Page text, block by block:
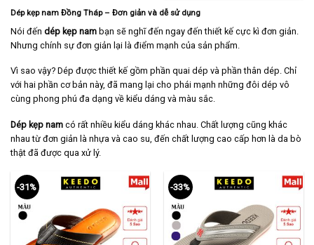
Dép kẹp nam Đồng Tháp – Đơn giản và dễ sử dụng
Nói đến dép kẹp nam bạn sẽ nghĩ đến ngay đến thiết kế cực kì đơn giản.
Nhưng chính sự đơn giản lại là điểm mạnh của sản phẩm.
Vì sao vậy? Dép được thiết kế gồm phần quai dép và phần thân dép. Chỉ
với hai phần cơ bản này, đã mang lại cho phái mạnh những đôi dép vô
cùng phong phú đa dạng về kiểu dáng và màu sắc.
Dép kẹp nam có rất nhiều kiểu dáng khác nhau. Chất lượng cũng khác
nhau từ đơn giản là nhựa và cao su, đến chất lượng cao cấp hơn là da bò
thật đã được qua xử lý.
-31% -33%